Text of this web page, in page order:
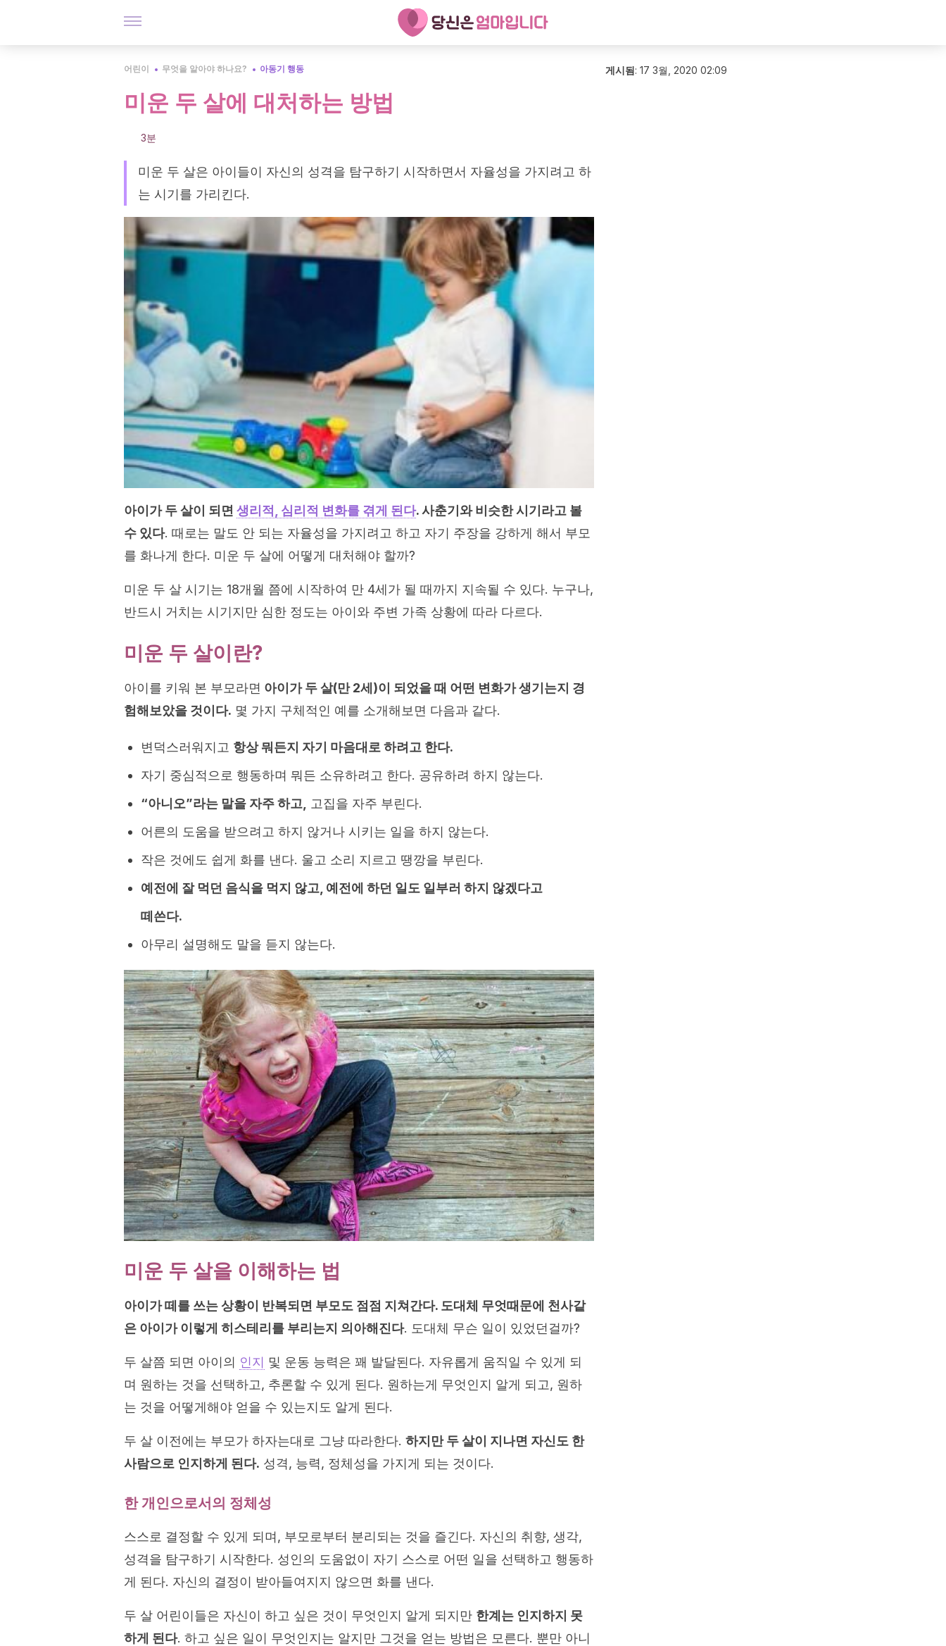
어린이 무엇을 알아야 하나요? 아동기 행동
미운 두 살에 대처하는 방법
3분
미운 두 살은 아이들이 자신의 성격을 탐구하기 시작하면서 자율성을 가지려고 하
는 시기를 가리킨다.
아이가 두 살이 되면 생리적, 심리적 변화를 겪게 된다. 사춘기와 비슷한 시기라고 볼
수 있다. 때로는 말도 안 되는 자율성을 가지려고 하고 자기 주장을 강하게 해서 부모
를 화나게 한다. 미운 두 살에 어떻게 대처해야 할까?
미운 두 살 시기는 18개월 쯤에 시작하여 만 4세가 될 때까지 지속될 수 있다. 누구나,
반드시 거치는 시기지만 심한 정도는 아이와 주변 가족 상황에 따라 다르다.
미운 두 살이란?
아이를 키워 본 부모라면 아이가 두 살(만 2세)이 되었을 때 어떤 변화가 생기는지 경
험해보았을 것이다. 몇 가지 구체적인 예를 소개해보면 다음과 같다.
변덕스러워지고 항상 뭐든지 자기 마음대로 하려고 한다.
자기 중심적으로 행동하며 뭐든 소유하려고 한다. 공유하려 하지 않는다.
“아니오”라는 말을 자주 하고,
고집을 자주 부린다.
어른의 도움을 받으려고 하지 않거나 시키는 일을 하지 않는다.
작은 것에도 쉽게 화를 낸다. 울고 소리 지르고 땡깡을 부린다.
예전에 잘 먹던 음식을 먹지 않고, 예전에 하던 일도 일부러 하지 않겠다고
떼쓴다.
아무리 설명해도 말을 듣지 않는다.
미운 두 살을 이해하는 법
아이가 떼를 쓰는 상황이 반복되면 부모도 점점 지쳐간다. 도대체 무엇때문에 천사같
은 아이가 이렇게 히스테리를 부리는지 의아해진다. 도대체 무슨 일이 있었던걸까?
두 살쯤 되면 아이의 인지 및 운동 능력은 꽤 발달된다. 자유롭게 움직일 수 있게 되
며 원하는 것을 선택하고, 추론할 수 있게 된다. 원하는게 무엇인지 알게 되고, 원하
는 것을 어떻게해야 얻을 수 있는지도 알게 된다.
두 살 이전에는 부모가 하자는대로 그냥 따라한다. 하지만 두 살이 지나면 자신도 한
사람으로 인지하게 된다. 성격, 능력, 정체성을 가지게 되는 것이다.
한 개인으로서의 정체성
스스로 결정할 수 있게 되며, 부모로부터 분리되는 것을 즐긴다. 자신의 취향, 생각,
성격을 탐구하기 시작한다. 성인의 도움없이 자기 스스로 어떤 일을 선택하고 행동하
게 된다. 자신의 결정이 받아들여지지 않으면 화를 낸다.
두 살 어린이들은 자신이 하고 싶은 것이 무엇인지 알게 되지만 한계는 인지하지 못
하게 된다. 하고 싶은 일이 무엇인지는 알지만 그것을 얻는 방법은 모른다. 뿐만 아니
게시됨: 17 3월, 2020 02:09